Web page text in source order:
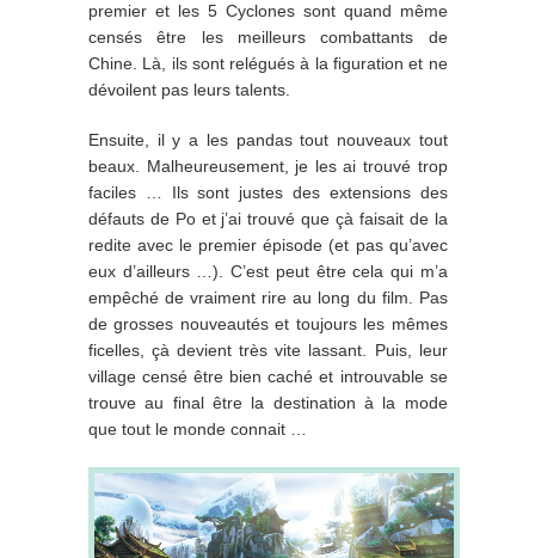
premier et les 5 Cyclones sont quand même
censés être les meilleurs combattants de
Chine. Là, ils sont relégués à la figuration et ne
dévoilent pas leurs talents.
Ensuite, il y a les pandas tout nouveaux tout
beaux. Malheureusement, je les ai trouvé trop
faciles … Ils sont justes des extensions des
défauts de Po et j’ai trouvé que çà faisait de la
redite avec le premier épisode (et pas qu’avec
eux d’ailleurs …). C’est peut être cela qui m’a
empêché de vraiment rire au long du film. Pas
de grosses nouveautés et toujours les mêmes
ficelles, çà devient très vite lassant. Puis, leur
village censé être bien caché et introuvable se
trouve au final être la destination à la mode
que tout le monde connait …